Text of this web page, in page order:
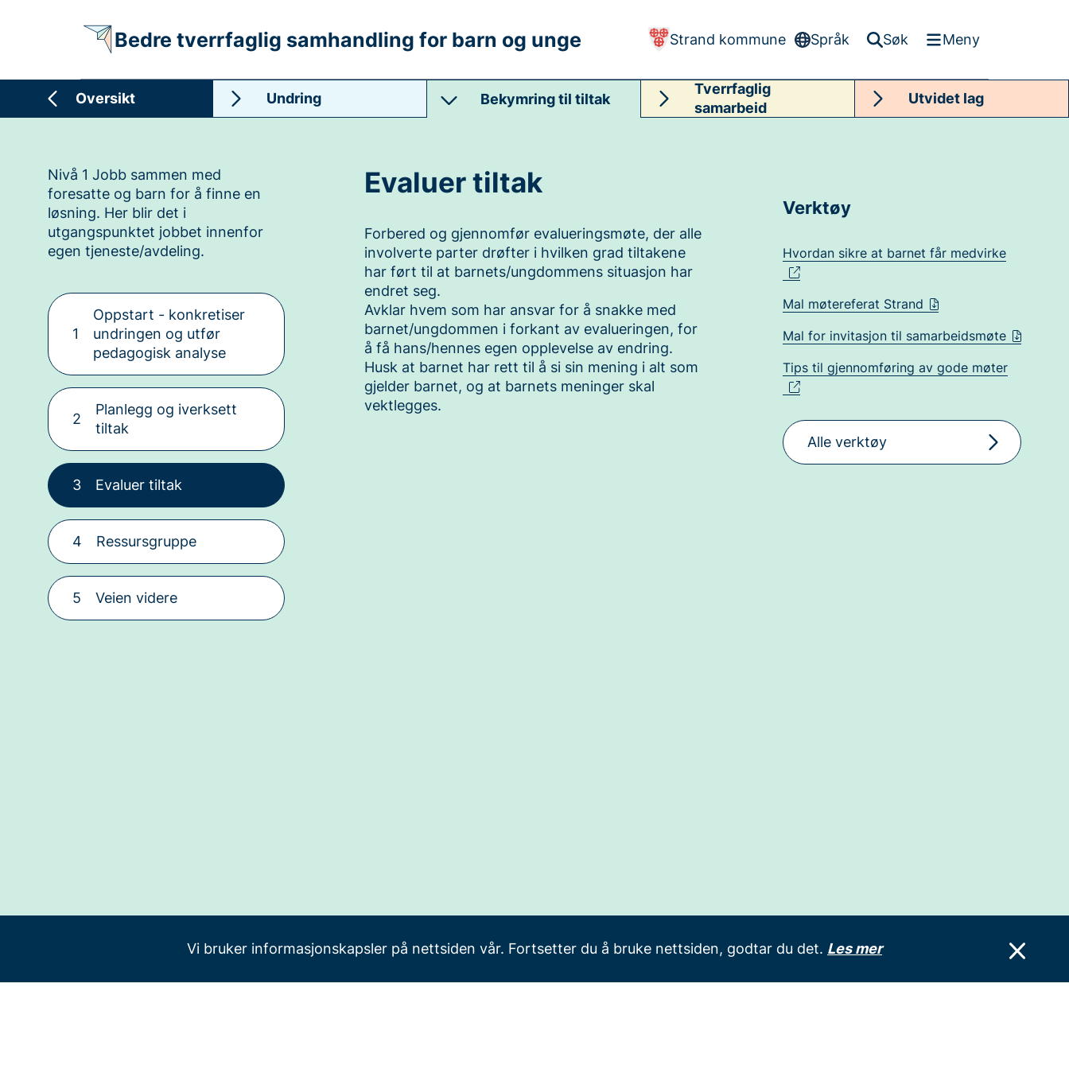
Bedre tverrfaglig samhandling for barn og unge Strand kommune Språk Søk Meny
Oversikt Undring Bekymring til tiltak
Tverrfaglig
samarbeid
Utvidet lag
Nivå 1 Jobb sammen med
foresatte og barn for å finne en
løsning. Her blir det i
utgangspunktet jobbet innenfor
egen tjeneste/avdeling.
1
Oppstart - konkretiser
undringen og utfør
pedagogisk analyse
2
Planlegg og iverksett
tiltak
3 Evaluer tiltak
4 Ressursgruppe
5 Veien videre
Evaluer tiltak
Forbered og gjennomfør evalueringsmøte, der alle
involverte parter drøfter i hvilken grad tiltakene
har ført til at barnets/ungdommens situasjon har
endret seg.
Avklar hvem som har ansvar for å snakke med
barnet/ungdommen i forkant av evalueringen, for
å få hans/hennes egen opplevelse av endring.
Husk at barnet har rett til å si sin mening i alt som
gjelder barnet, og at barnets meninger skal
vektlegges.
Verktøy
Hvordan sikre at barnet får medvirke
Mal møtereferat Strand
Mal for invitasjon til samarbeidsmøte
Tips til gjennomføring av gode møter
Alle verktøy
Vi bruker informasjonskapsler på nettsiden vår. Fortsetter du å bruke nettsiden, godtar du det. Les mer